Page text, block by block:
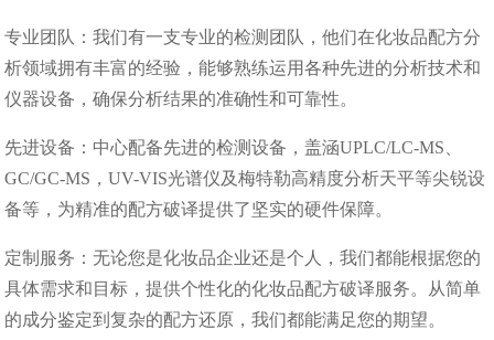
专业团队：我们有一支专业的检测团队，他们在化妆品配方分
析领域拥有丰富的经验，能够熟练运用各种先进的分析技术和
仪器设备，确保分析结果的准确性和可靠性。​
先进设备：中心配备先进的检测设备，盖涵UPLC/LC-MS、
GC/GC-MS，UV-VIS光谱仪及梅特勒高精度分析天平等尖锐设
备等，为精准的配方破译提供了坚实的硬件保障。​
定制服务：无论您是化妆品企业还是个人，我们都能根据您的
具体需求和目标，提供个性化的化妆品配方破译服务。从简单
的成分鉴定到复杂的配方还原，我们都能满足您的期望。​